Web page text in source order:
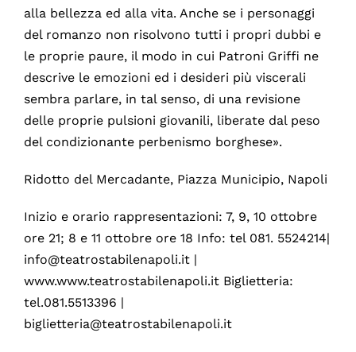
alla bellezza ed alla vita. Anche se i personaggi
del romanzo non risolvono tutti i propri dubbi e
le proprie paure, il modo in cui Patroni Griffi ne
descrive le emozioni ed i desideri più viscerali
sembra parlare, in tal senso, di una revisione
delle proprie pulsioni giovanili, liberate dal peso
del condizionante perbenismo borghese».
Ridotto del Mercadante, Piazza Municipio, Napoli
Inizio e orario rappresentazioni: 7, 9, 10 ottobre
ore 21; 8 e 11 ottobre ore 18 Info: tel 081. 5524214|
info@teatrostabilenapoli.it |
www.www.teatrostabilenapoli.it Biglietteria:
tel.081.5513396 |
biglietteria@teatrostabilenapoli.it